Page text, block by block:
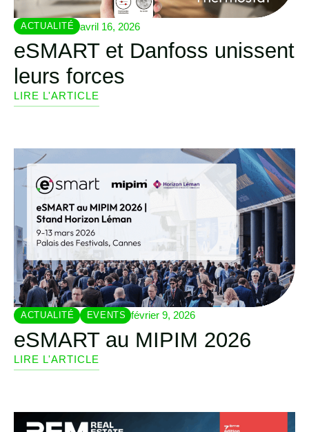
ACTUALITÉ avril 16, 2026
eSMART et Danfoss unissent
leurs forces
LIRE L'ARTICLE
ACTUALITÉ EVENTS février 9, 2026
eSMART au MIPIM 2026
LIRE L'ARTICLE